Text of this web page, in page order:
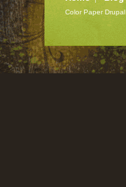
Color Paper Drupal